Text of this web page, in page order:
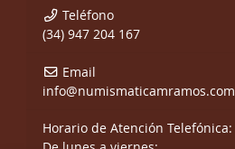
Teléfono
(34) 947 204 167
Email
info@numismaticamramos.com
Horario de Atención Telefónica: